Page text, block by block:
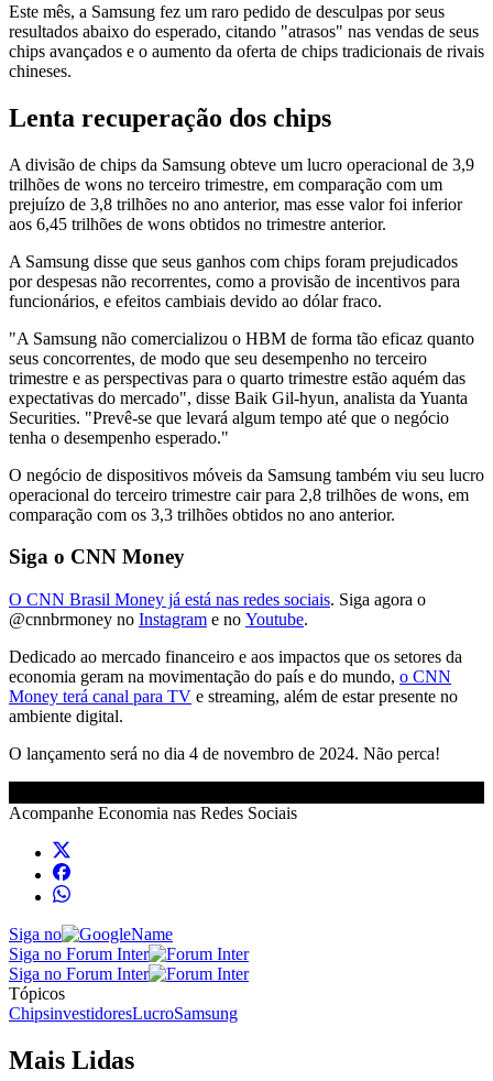
Este mês, a Samsung fez um raro pedido de desculpas por seus
resultados abaixo do esperado, citando "atrasos" nas vendas de seus
chips avançados e o aumento da oferta de chips tradicionais de rivais
chineses.
Lenta recuperação dos chips
A divisão de chips da Samsung obteve um lucro operacional de 3,9
trilhões de wons no terceiro trimestre, em comparação com um
prejuízo de 3,8 trilhões no ano anterior, mas esse valor foi inferior
aos 6,45 trilhões de wons obtidos no trimestre anterior.
A Samsung disse que seus ganhos com chips foram prejudicados
por despesas não recorrentes, como a provisão de incentivos para
funcionários, e efeitos cambiais devido ao dólar fraco.
"A Samsung não comercializou o HBM de forma tão eficaz quanto
seus concorrentes, de modo que seu desempenho no terceiro
trimestre e as perspectivas para o quarto trimestre estão aquém das
expectativas do mercado", disse Baik Gil-hyun, analista da Yuanta
Securities. "Prevê-se que levará algum tempo até que o negócio
tenha o desempenho esperado."
O negócio de dispositivos móveis da Samsung também viu seu lucro
operacional do terceiro trimestre cair para 2,8 trilhões de wons, em
comparação com os 3,3 trilhões obtidos no ano anterior.
Siga o CNN Money
O CNN Brasil Money já está nas redes sociais. Siga agora o
@cnnbrmoney no Instagram e no Youtube.
Dedicado ao mercado financeiro e aos impactos que os setores da
economia geram na movimentação do país e do mundo, o CNN
Money terá canal para TV e streaming, além de estar presente no
ambiente digital.
O lançamento será no dia 4 de novembro de 2024. Não perca!
Acompanhe Economia nas Redes Sociais
Siga no
Siga no Forum Inter
Siga no Forum Inter
Tópicos
ChipsinvestidoresLucroSamsung
Mais Lidas